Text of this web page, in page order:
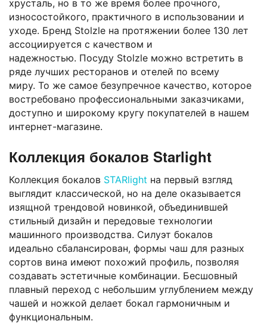
хрусталь, но в то же время более прочного,
износостойкого, практичного в использовании и
уходе. Бренд Stolzle на протяжении более 130 лет
ассоциируется с качеством и
надежностью. Посуду Stolzle можно встретить в
ряде лучших ресторанов и отелей по всему
миру. То же самое безупречное качество, которое
востребовано профессиональными заказчиками,
доступно и широкому кругу покупателей в нашем
интернет-магазине.
Коллекция бокалов Starlight
Коллекция бокалов STARlight на первый взгляд
выглядит классической, но на деле оказывается
изящной трендовой новинкой, объединившей
стильный дизайн и передовые технологии
машинного производства. Силуэт бокалов
идеально сбалансирован, формы чаш для разных
сортов вина имеют похожий профиль, позволяя
создавать эстетичные комбинации. Бесшовный
плавный переход с небольшим углублением между
чашей и ножкой делает бокал гармоничным и
функциональным.